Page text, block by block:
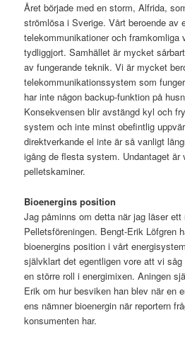
Året började med en storm, Alfrida,
strömlösa i Sverige. Vårt beroende av
telekommunikationer och framkomliga
tydliggjort. Samhället är mycket
av fungerande teknik. Vi är mycket
telekommunikationssystem som
har inte någon backup-funktion på
Konsekvensen blir avstängd kyl och
system och inte minst obefintlig
direktverkande el inte är så vanligt
igång de flesta system. Undantaget är
pelletskaminer.
Bioenergins position
Jag påminns om detta när jag läser
Pelletsföreningen. Bengt-Erik Löfgren
bioenergins position i vårt
självklart det egentligen vore att vi
en större roll i energimixen. Aningen
Erik om hur besviken han blev när en
ens nämner bioenergin när reportern
konsumenten har.